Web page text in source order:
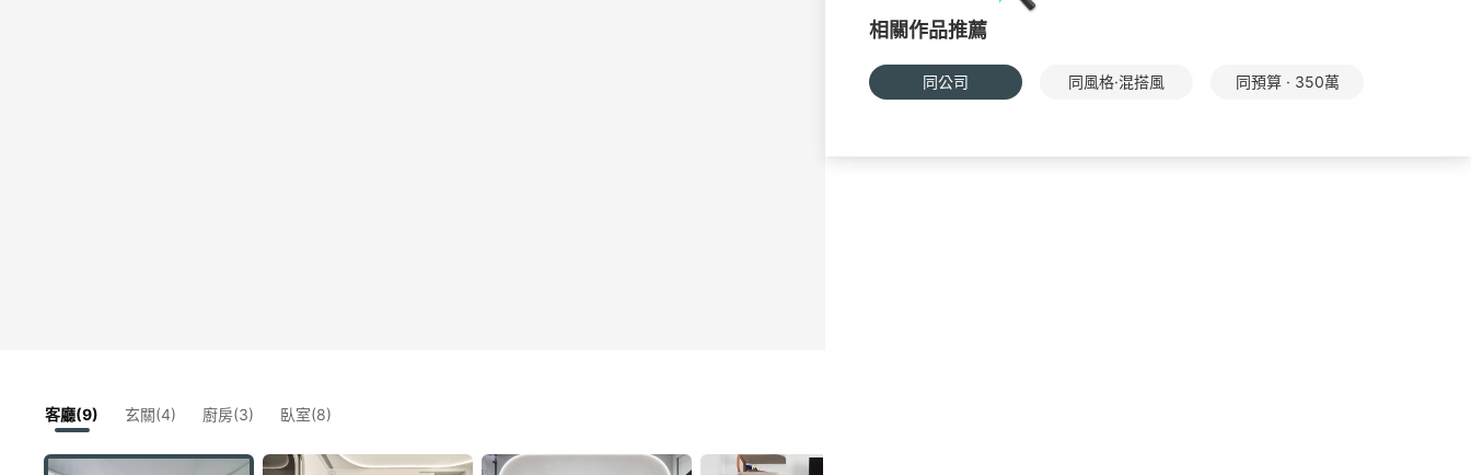
客廳(9) 玄關(4) 廚房(3) 臥室(8)
相關作品推薦
同公司 同風格·混搭風 同預算 · 350萬